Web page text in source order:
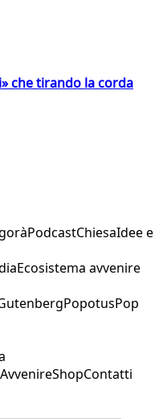
che tirando la corda
PodcastChiesaIdee e
Ecosistema avvenire
PopotusPop
ShopContatti